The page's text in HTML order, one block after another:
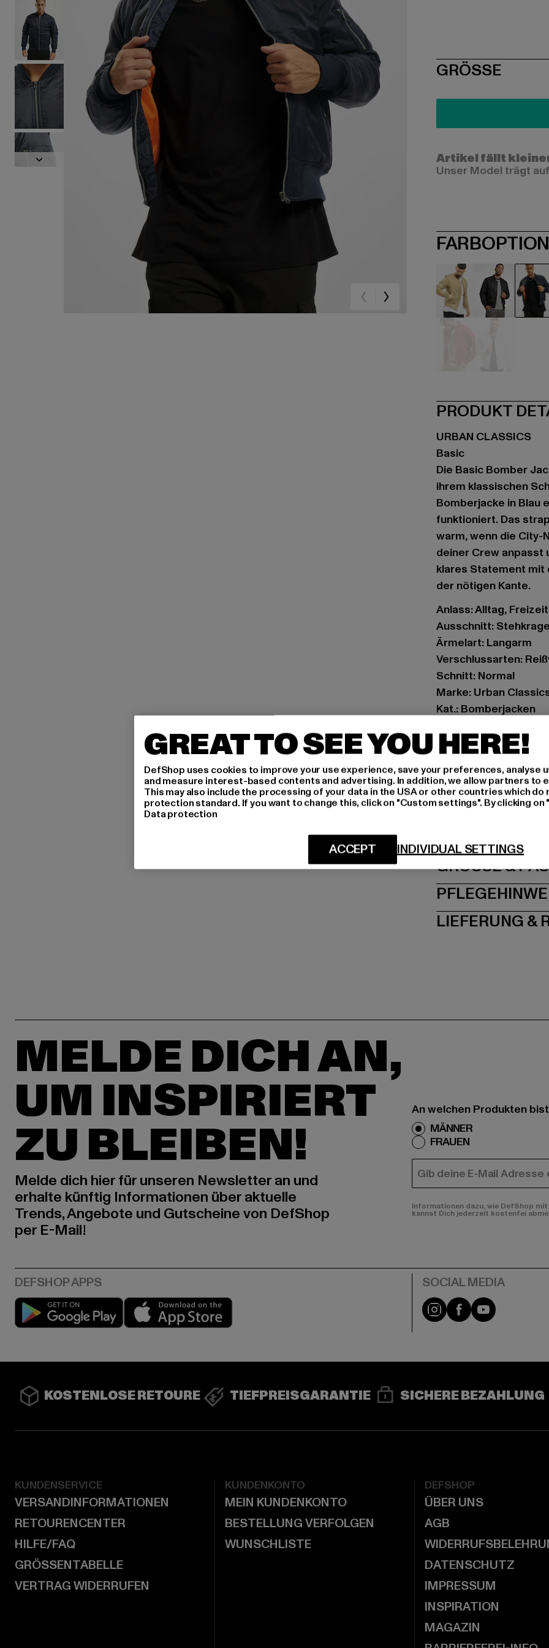
SIZE
GRÖSSE
Artikel fällt
Unser Model trägt
PRODUKT
URBAN CLASSICS
Basic
Die Basic Bomber
ihrem klassischen
Bomberjacke in Blau
funktioniert. Das
warm, wenn die City-
deiner Crew anpasst
klares Statement mit
der nötigen Kante.
Anlass: Alltag,
Ausschnitt:
Ärmelart: Langarm
Verschlussarten:
Schnitt: Normal
Marke: Urban
Kat.: Bomberjacken
Hersteller Farbe: navy
Art.Nr: TB861-00155
Hersteller: TB
Dr.-Robert-Murjahn-
GRÖSSE
LIEFERUNG &
MELDE DICH AN,
UM INSPIRIERT
ZU BLEIBEN!
Melde dich hier für unseren Newsletter an und
erhalte künftig Informationen über aktuelle
Trends, Angebote und Gutscheine von DefShop
per E-Mail!
An welchen Produkten
MÄNNER
FRAUEN
E-MAIL
Informationen dazu, wie DefShop
kannst Dich jederzeit kostenfei
Play market Instagram
FacebookYouTube
KOSTENLOSE RETOURE TIEFPREISGARANTIE SICHERE BEZAHLUNG
KUNDENSERVICE
VERSANDINFORMATIONEN
RETOURENCENTER
HILFE/FAQ
GRÖSSENTABELLE
VERTRAG WIDERRUFEN
KUNDENKONTO
MEIN KUNDENKONTO
BESTELLUNG VERFOLGEN
WUNSCHLISTE
DEFSHOP
ÜBER UNS
AGB
DATENSCHUTZ
IMPRESSUM
INSPIRATION
MAGAZIN
GREAT TO SEE YOU HERE!
DefShop uses cookies to improve your use experience, save your preferences, analyse
and measure interest-based contents and advertising. In addition, we allow partners to
This may also include the processing of your data in the USA or other countries which do
protection standard. If you want to change this, click on "Custom settings". By clicking
Data protection
INDIVIDUAL SETTINGS
ACCEPT